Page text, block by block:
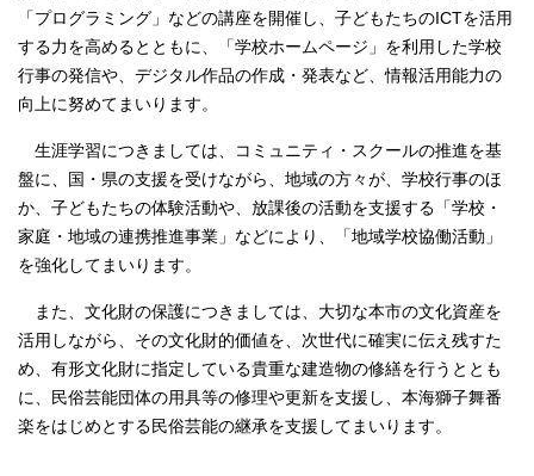
「プログラミング」などの講座を開催し、子どもたちのICTを活用
する力を高めるとともに、「学校ホームページ」を利用した学校
行事の発信や、デジタル作品の作成・発表など、情報活用能力の
向上に努めてまいります。
生涯学習につきましては、コミュニティ・スクールの推進を基
盤に、国・県の支援を受けながら、地域の方々が、学校行事のほ
か、子どもたちの体験活動や、放課後の活動を支援する「学校・
家庭・地域の連携推進事業」などにより、「地域学校協働活動」
を強化してまいります。
また、文化財の保護につきましては、大切な本市の文化資産を
活用しながら、その文化財的価値を、次世代に確実に伝え残すた
め、有形文化財に指定している貴重な建造物の修繕を行うととも
に、民俗芸能団体の用具等の修理や更新を支援し、本海獅子舞番
楽をはじめとする民俗芸能の継承を支援してまいります。